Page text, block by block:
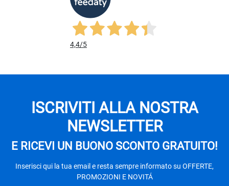
4,4/5
ISCRIVITI ALLA NOSTRA
NEWSLETTER
E RICEVI UN BUONO SCONTO GRATUITO!
Inserisci qui la tua email e resta sempre informato su OFFERTE,
PROMOZIONI E NOVITÁ